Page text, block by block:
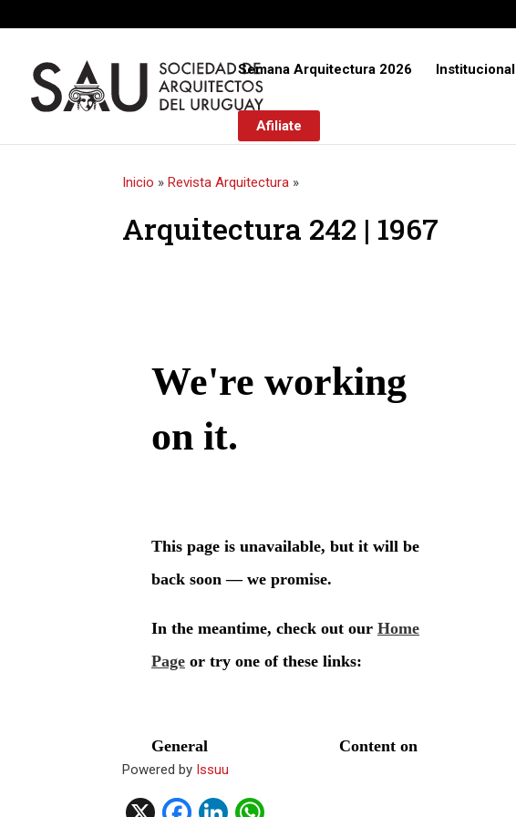
Semana Arquitectura 2026 Institucional
Afiliate
Inicio »Revista Arquitectura »
Arquitectura 242 | 1967
Powered by Issuu